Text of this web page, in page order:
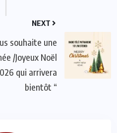
NEXT
souhaite une
/Joyeux Noël
qui arrivera
bientôt “